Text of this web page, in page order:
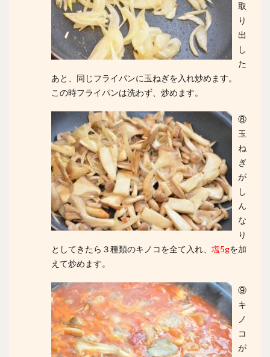
取
り
出
し
た
あと、同じフライパンに玉ねぎを入れ炒めます。
この時フライパンは洗わず、炒めます。
⑧
玉
ね
ぎ
が
し
ん
な
り
としてきたら３種類のキノコを全て入れ、 塩5gを加
えて炒めます。
⑨
キ
ノ
コ
が